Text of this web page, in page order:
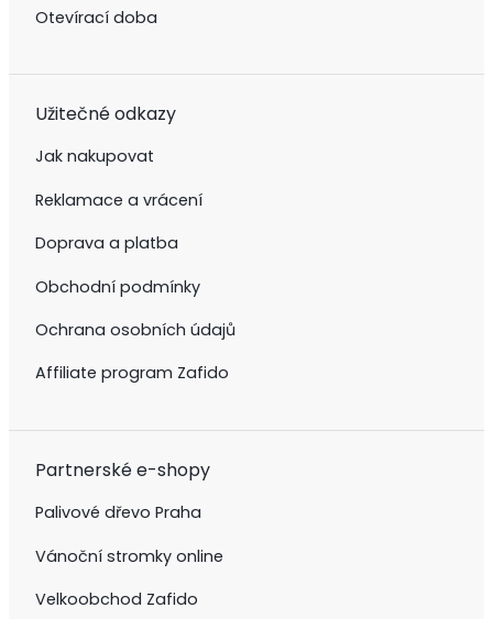
Otevírací doba
Užitečné odkazy
Jak nakupovat
Reklamace a vrácení
Doprava a platba
Obchodní podmínky
Ochrana osobních údajů
Affiliate program Zafido
Partnerské e-shopy
Palivové dřevo Praha
Vánoční stromky online
Velkoobchod Zafido